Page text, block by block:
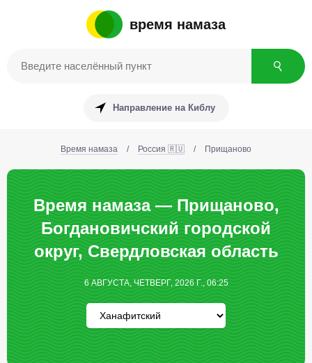
время намаза
Направление на Киблу
Время намаза / Россия 🇷🇺 / Прищаново
Время намаза — Прищаново,
Богдановичский городской
округ, Свердловская область
6 АВГУСТА, ЧЕТВЕРГ, 2026 Г., 06:25